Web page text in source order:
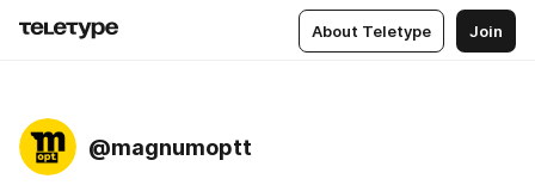
About Teletype Join
@magnumoptt